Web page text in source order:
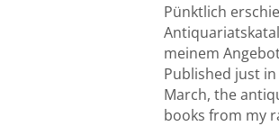
Pünktlich
meinem
Published just
March, the
books from my